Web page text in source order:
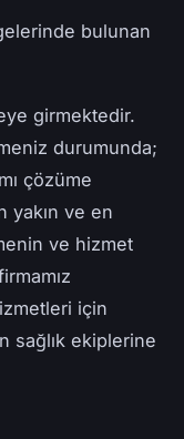
bulunan
girmektedir.
durumunda;
çözüme
yakın ve en
ve hizmet
için
sağlık ekiplerine